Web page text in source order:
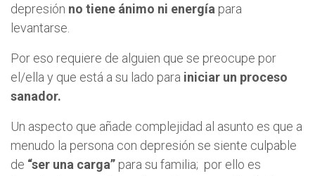
depresión no tiene ánimo ni energía para
levantarse.
Por eso requiere de alguien que se preocupe por
el/ella y que está a su lado para iniciar un proceso
sanador.
Un aspecto que añade complejidad al asunto es que a
menudo la persona con depresión se siente culpable
de “ser una carga” para su familia; por ello es